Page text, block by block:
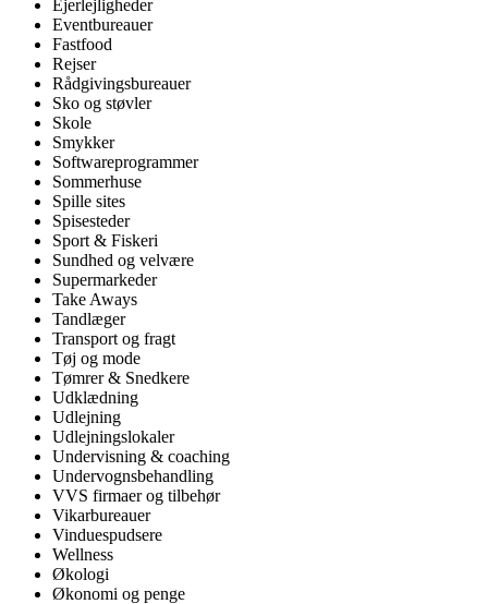
Ejerlejligheder
Eventbureauer
Fastfood
Rejser
Rådgivingsbureauer
Sko og støvler
Skole
Smykker
Softwareprogrammer
Sommerhuse
Spille sites
Spisesteder
Sport & Fiskeri
Sundhed og velvære
Supermarkeder
Take Aways
Tandlæger
Transport og fragt
Tøj og mode
Tømrer & Snedkere
Udklædning
Udlejning
Udlejningslokaler
Undervisning & coaching
Undervognsbehandling
VVS firmaer og tilbehør
Vikarbureauer
Vinduespudsere
Wellness
Økologi
Økonomi og penge